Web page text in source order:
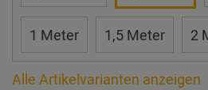
1 Meter 1,5 Meter 2
Alle Artikelvarianten anzeigen